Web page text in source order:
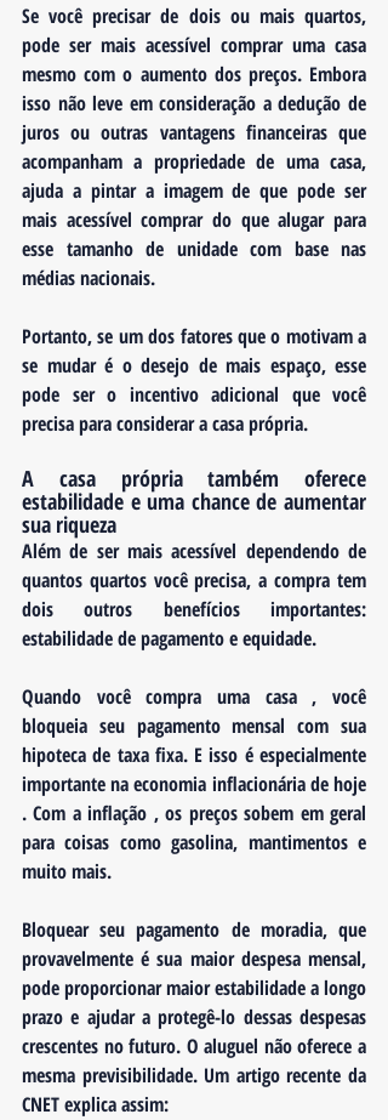
Se você precisar de dois ou mais quartos,
pode ser mais acessível comprar uma casa
mesmo com o aumento dos preços. Embora
isso não leve em consideração a dedução de
juros ou outras vantagens financeiras que
acompanham a propriedade de uma casa,
ajuda a pintar a imagem de que pode ser
mais acessível comprar do que alugar para
esse tamanho de unidade com base nas
médias nacionais.
Portanto, se um dos fatores que o motivam a
se mudar é o desejo de mais espaço, esse
pode ser o incentivo adicional que você
precisa para considerar a casa própria.
A casa própria também oferece
estabilidade e uma chance de aumentar
sua riqueza
Além de ser mais acessível dependendo de
quantos quartos você precisa, a compra tem
dois outros benefícios importantes:
estabilidade de pagamento e equidade.
Quando você compra uma casa , você
bloqueia seu pagamento mensal com sua
hipoteca de taxa fixa. E isso é especialmente
importante na economia inflacionária de hoje
. Com a inflação , os preços sobem em geral
para coisas como gasolina, mantimentos e
muito mais.
Bloquear seu pagamento de moradia, que
provavelmente é sua maior despesa mensal,
pode proporcionar maior estabilidade a longo
prazo e ajudar a protegê-lo dessas despesas
crescentes no futuro. O aluguel não oferece a
mesma previsibilidade. Um artigo recente da
CNET explica assim: